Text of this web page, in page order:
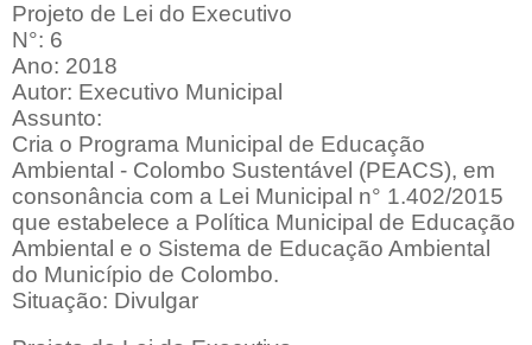
Projeto de Lei do Executivo
N°: 6
Ano: 2018
Autor: Executivo Municipal
Assunto:
Cria o Programa Municipal de Educação
Ambiental - Colombo Sustentável (PEACS), em
consonância com a Lei Municipal n° 1.402/2015
que estabelece a Política Municipal de Educação
Ambiental e o Sistema de Educação Ambiental
do Município de Colombo.
Situação: Divulgar